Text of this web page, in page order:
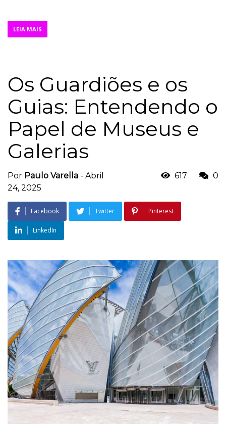
LEIA MAIS
Os Guardiões e os
Guias: Entendendo o
Papel de Museus e
Galerias
Por Paulo Varella - Abril
24, 2025
617 0
Facebook Twitter Pinterest
LinkedIn